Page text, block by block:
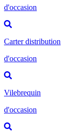
d'occasion
Carter distribution
d'occasion
Vilebrequin
d'occasion